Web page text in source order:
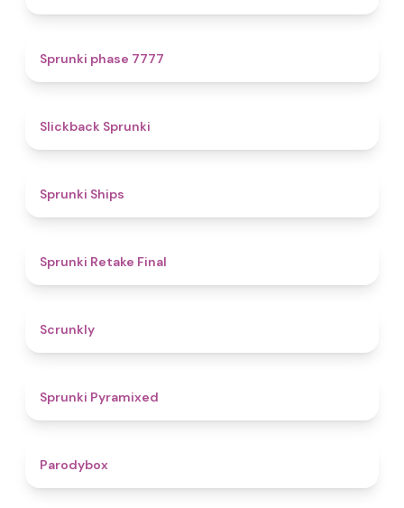
Sprunki phase 7777
Slickback Sprunki
Sprunki Ships
Sprunki Retake Final
Scrunkly
Sprunki Pyramixed
Parodybox